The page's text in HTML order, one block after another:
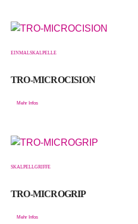
EINMALSKALPELLE
TRO-MICROCISION
Mehr Infos
SKALPELLGRIFFE
TRO-MICROGRIP
Mehr Infos